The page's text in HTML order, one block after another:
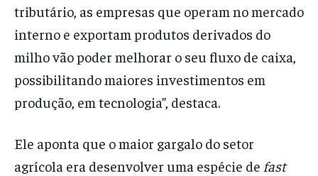
tributário, as empresas que operam no mercado
interno e exportam produtos derivados do
milho vão poder melhorar o seu fluxo de caixa,
possibilitando maiores investimentos em
produção, em tecnologia”, destaca.
Ele aponta que o maior gargalo do setor
agrícola era desenvolver uma espécie de fast